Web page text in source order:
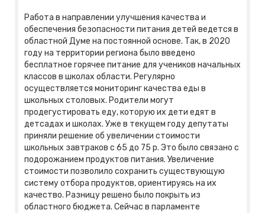
Работа в направлении улучшения качества и
обеспечения безопасности питания детей ведется в
областной Думе на постоянной основе. Так, в 2020
году на территории региона было введено
бесплатное горячее питание для учеников начальных
классов в школах области. Регулярно
осуществляется мониторинг качества еды в
школьных столовых. Родители могут
продегустировать еду, которую их дети едят в
детсадах и школах. Уже в текущем году депутаты
приняли решение об увеличении стоимости
школьных завтраков с 65 до 75 р. Это было связано с
подорожанием продуктов питания. Увеличение
стоимости позволило сохранить существующую
систему отбора продуктов, ориентируясь на их
качество. Разницу решено было покрыть из
областного бюджета. Сейчас в парламенте